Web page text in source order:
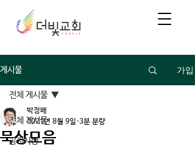
게시물 가입
전체 게시물
공지사항
전체 게시물
묵상모음
박정배
2021년 8월 9일 3분 분량